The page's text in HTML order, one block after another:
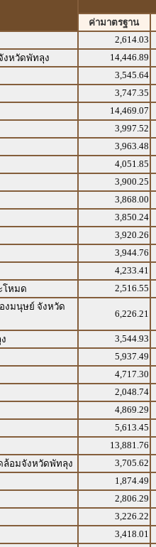
ค่ามาตรฐาน
2,614.03
งหวัดพัทลุง
14,446.89
3,545.64
3,747.35
14,469.07
3,997.52
3,963.48
4,051.85
3,900.25
3,868.00
3,850.24
3,920.26
3,944.76
4,233.41
โหมด
2,516.55
งมนุษย์ จังหวัด
6,226.21
3,544.93
5,937.49
4,717.30
2,048.74
4,869.29
5,613.45
13,881.76
ล้อมจังหวัดพัทลุง
3,705.62
1,874.49
2,806.29
3,226.22
3,418.01